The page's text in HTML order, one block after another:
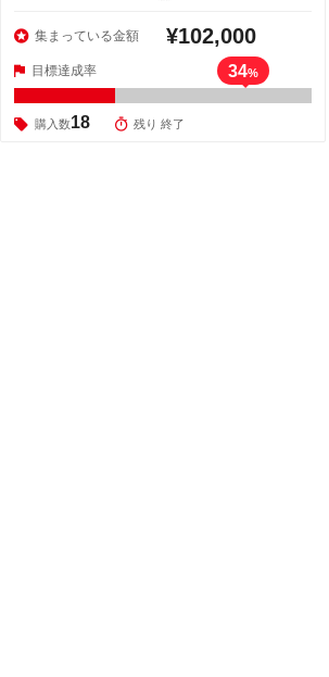
集まっている金額 ¥102,000
目標達成率 34%
購入数18 残り 終了